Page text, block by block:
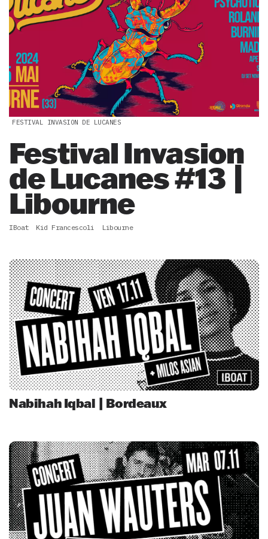
FESTIVAL INVASION DE LUCANES
Festival Invasion
de Lucanes #13 |
Libourne
IBoat Kid Francescoli Libourne
Nabihah Iqbal | Bordeaux